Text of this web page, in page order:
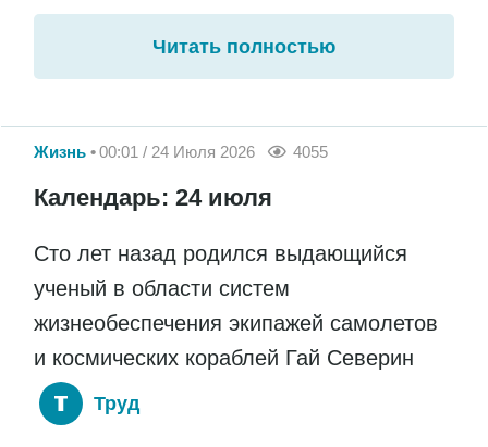
Читать полностью
Жизнь 00:01 / 24 Июля 2026 4055
Календарь: 24 июля
Сто лет назад родился выдающийся
ученый в области систем
жизнеобеспечения экипажей самолетов
и космических кораблей Гай Северин
Труд